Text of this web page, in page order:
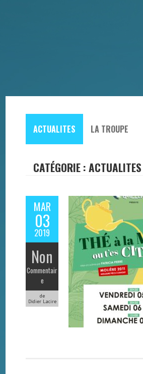
ACTUALITES LA TROUPE
CATÉGORIE : ACTUALITES
MAR
03
2019
Non
Commentair
e
de
Didier Lacire